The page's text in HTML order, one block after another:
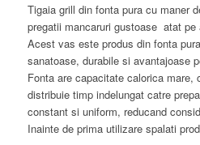
Tigaia grill din fonta pura cu maner
pregatii mancaruri gustoase atat
Acest vas este produs din fonta
sanatoase, durabile si avantajoase
Fonta are capacitate calorica mare,
distribuie timp indelungat catre
constant si uniform, reducand
Inainte de prima utilizare spalati